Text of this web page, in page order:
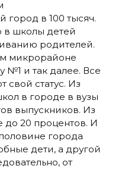
город в 100 тысяч.
в школы детей
родителей.
микрорайоне
№1 и так далее. Все
статус. Из
в городе в вузы
выпускников. Из
до 20 процентов. И
города
дети, а другой
от